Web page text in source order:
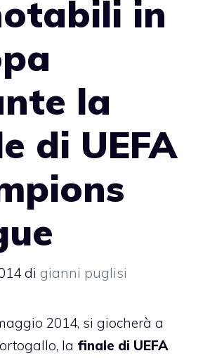
in
la
di UEFA
di gianni puglisi
2014, si giocherà a
la finale di UEFA